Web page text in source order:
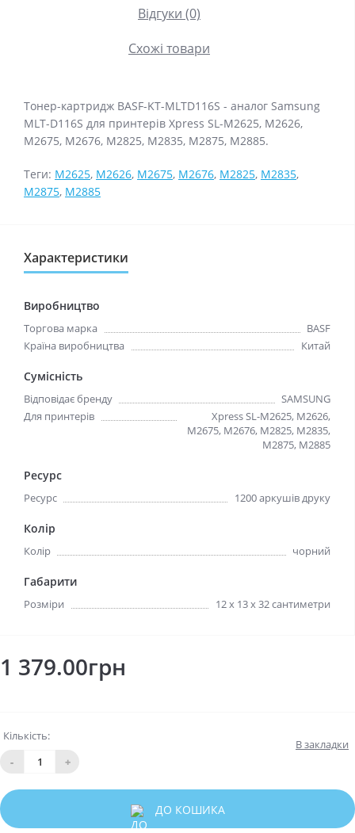
Відгуки (0)
Схожі товари
Тонер-картридж BASF-KT-MLTD116S - аналог Samsung
MLT-D116S для принтерів Xpress SL-M2625, M2626,
M2675, M2676, M2825, M2835, M2875, M2885.
Теги: M2625, M2626, M2675, M2676, M2825, M2835,
M2875, M2885
Характеристики
Виробництво
Торгова марка
BASF
Країна виробництва
Китай
Сумісність
Відповідає бренду
SAMSUNG
Для принтерів
Xpress SL-M2625, M2626,
M2675, M2676, M2825, M2835,
M2875, M2885
Ресурс
Ресурс 1200 аркушів друку
Колір
Колір чорний
Габарити
Розміри 12 х 13 х 32 сантиметри
1 379.00грн
Кількість:
-
+
В закладки
ДО КОШИКА